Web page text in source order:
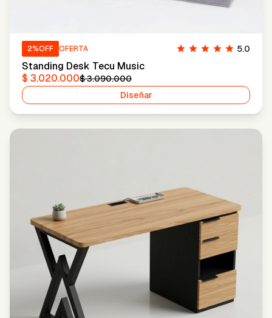
2%OFF OFERTA 5.0
Standing Desk Tecu Music
$ 3.020.000$ 3.090.000
Diseñar